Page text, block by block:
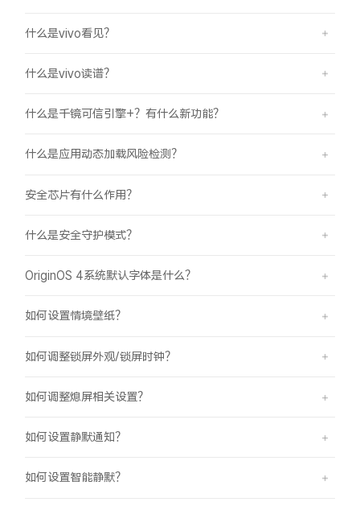
什么是vivo看见？
什么是vivo读谱？
什么是千镜可信引擎+？有什么新功能？
什么是应用动态加载风险检测？
安全芯片有什么作用？
什么是安全守护模式？
OriginOS 4系统默认字体是什么？
如何设置情境壁纸？
如何调整锁屏外观/锁屏时钟？
如何调整熄屏相关设置？
如何设置静默通知？
如何设置智能静默？